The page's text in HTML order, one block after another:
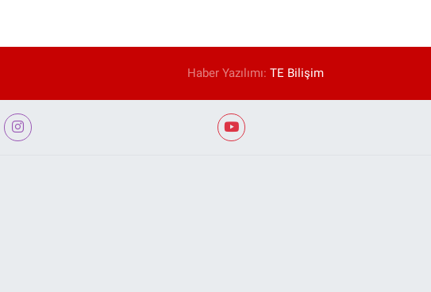
Haber Yazılımı:TE Bilişim